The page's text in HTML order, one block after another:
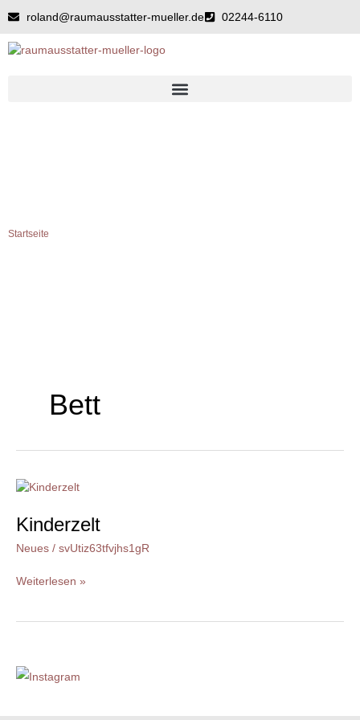
Inhalt
springen
roland@raumausstatter-mueller.de 02244-6110
Startseite
Bett
Kinderzelt
Neues / svUtiz63tfvjhs1gR
Kinderzelt
Weiterlesen »